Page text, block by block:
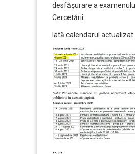
desfăşurare a
Cercetării.
Iată calendarul